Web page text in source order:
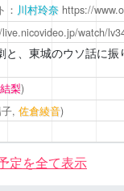
： 川村玲奈 https://
watch/
と、東城のウソ話に
梨)
, 佐倉綾音)
定を全て表示